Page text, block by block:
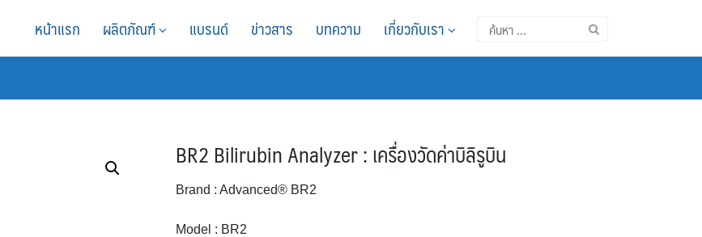
ค้นหา
สำหรับ:
หน้าแรก ผลิตภัณฑ์ แบรนด์ ข่าวสาร บทความ เกี่ยวกับเรา
BR2 Bilirubin Analyzer : เครื่องวัดค่าบิลิรูบิน
Brand : Advanced® BR2
Model : BR2